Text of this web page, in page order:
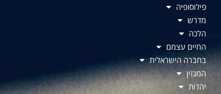
פילוסופיה
מדרש
הלכה
החיים עצמם
בחברה הישראלית
המגזין
יהדות